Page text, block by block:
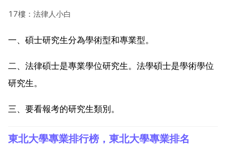
17樓：法律人小白
一、碩士研究生分為學術型和專業型。
二、法律碩士是專業學位研究生。法學碩士是學術學位
研究生。
三、要看報考的研究生類別。
東北大學專業排行榜，東北大學專業排名